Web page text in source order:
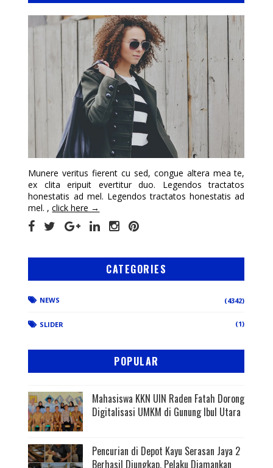
Munere veritus fierent cu sed, congue altera mea te,
ex clita eripuit evertitur duo. Legendos tractatos
honestatis ad mel. Legendos tractatos honestatis ad
mel. ,click here →
CATEGORIES
NEWS (4342)
SLIDER (1)
POPULAR
Mahasiswa KKN UIN Raden Fatah Dorong
Digitalisasi UMKM di Gunung Ibul Utara
Pencurian di Depot Kayu Serasan Jaya 2
Berhasil Diungkap, Pelaku Diamankan